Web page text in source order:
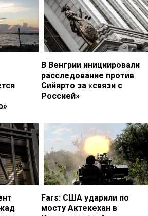
В Венгрии инициировали
расследование против
Сийярто за «связи с
Россией»
Fars: США ударили по
мосту Актекехан в